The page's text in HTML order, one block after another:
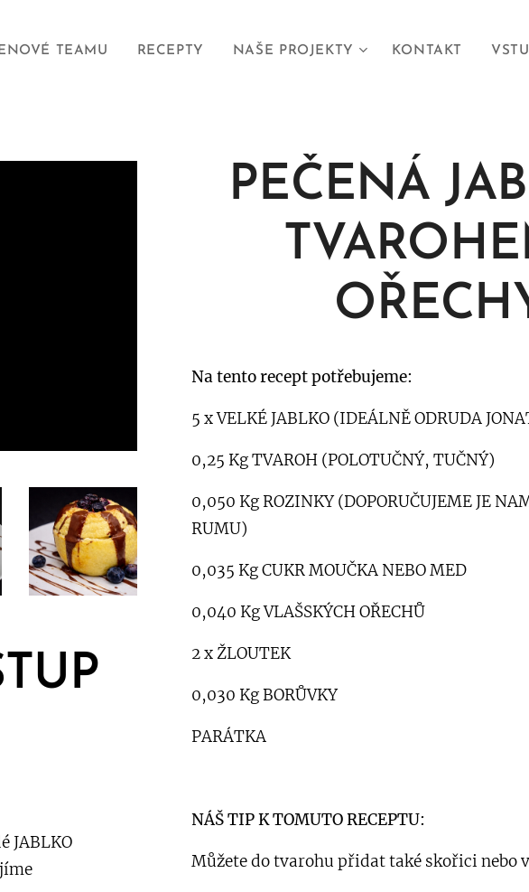
TEAMU RECEPTY NAŠE PROJEKTY KONTAKT
JABLKO
PEČENÁ
Na tento recept potřebujeme:
5 x VELKÉ JABLKO (IDEÁLNĚ ODRUDA
0,25 Kg TVAROH (POLOTUČNÝ, TUČNÝ)
0,050 Kg ROZINKY (DOPORUČUJEME JE
RUMU)
0,035 Kg CUKR MOUČKA NEBO MED
0,040 Kg VLAŠSKÝCH OŘECHŮ
2 x ŽLOUTEK
0,030 Kg BORŮVKY
PARÁTKA
NÁŠ TIP K TOMUTO RECEPTU:
Můžete do tvarohu přidat také skořici nebo